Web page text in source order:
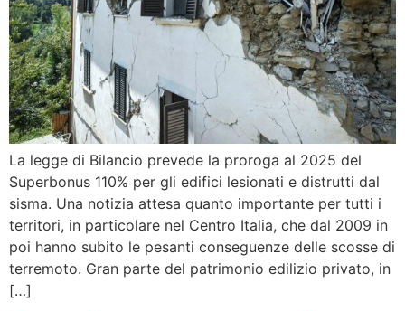
La legge di Bilancio prevede la proroga al 2025 del
Superbonus 110% per gli edifici lesionati e distrutti dal
sisma. Una notizia attesa quanto importante per tutti i
territori, in particolare nel Centro Italia, che dal 2009 in
poi hanno subito le pesanti conseguenze delle scosse di
terremoto. Gran parte del patrimonio edilizio privato, in
[…]